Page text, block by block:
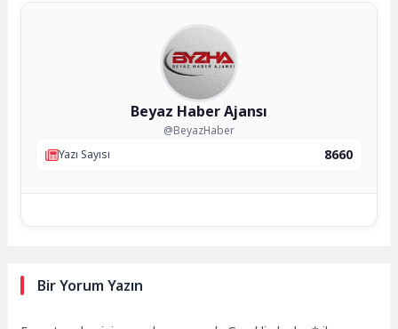
Beyaz Haber Ajansı
@BeyazHaber
Yazı Sayısı
8660
Bir Yorum Yazın